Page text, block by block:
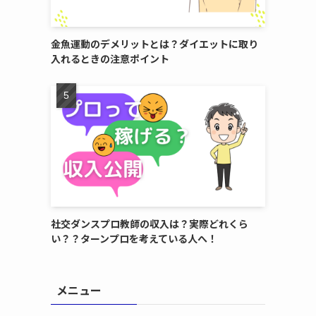
金魚運動のデメリットとは？ダイエットに取り
入れるときの注意ポイント
社交ダンスプロ教師の収入は？実際どれくら
い？？ターンプロを考えている人へ！
メニュー